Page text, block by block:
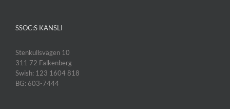
SSOC:S KANSLI
Stenkullsvägen 10
311 72 Falkenberg
Swish: 123 1604 818
BG: 603-7444